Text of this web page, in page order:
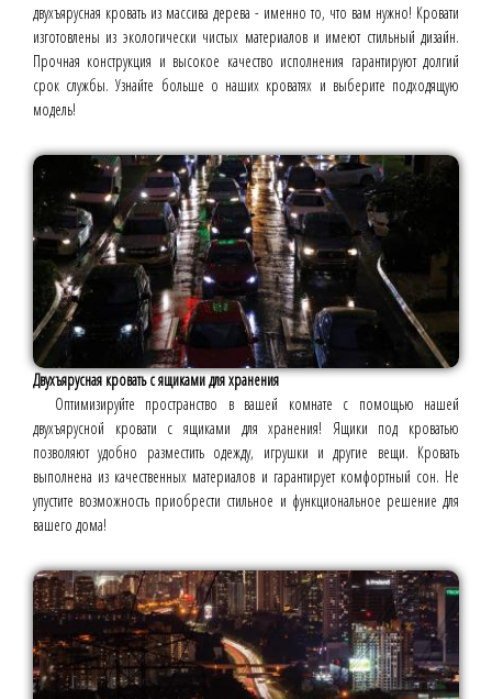
двухъярусная кровать из массива дерева - именно то, что вам нужно! Кровати
изготовлены из экологически чистых материалов и имеют стильный дизайн.
Прочная конструкция и высокое качество исполнения гарантируют долгий
срок службы. Узнайте больше о наших кроватях и выберите подходящую
модель!
Двухъярусная кровать с ящиками для хранения
Оптимизируйте пространство в вашей комнате с помощью нашей
двухъярусной кровати с ящиками для хранения! Ящики под кроватью
позволяют удобно разместить одежду, игрушки и другие вещи. Кровать
выполнена из качественных материалов и гарантирует комфортный сон. Не
упустите возможность приобрести стильное и функциональное решение для
вашего дома!